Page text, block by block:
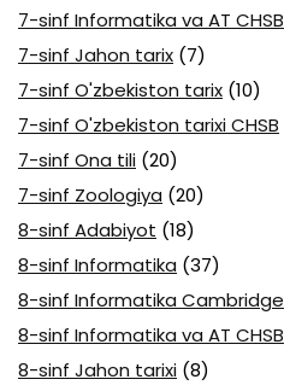
7-sinf Informatika va AT CHSB
7-sinf Jahon tarix (7)
7-sinf O'zbekiston tarix (10)
7-sinf O'zbekiston tarixi CHSB
7-sinf Ona tili (20)
7-sinf Zoologiya (20)
8-sinf Adabiyot (18)
8-sinf Informatika (37)
8-sinf Informatika Cambridge
8-sinf Informatika va AT CHSB
8-sinf Jahon tarixi (8)